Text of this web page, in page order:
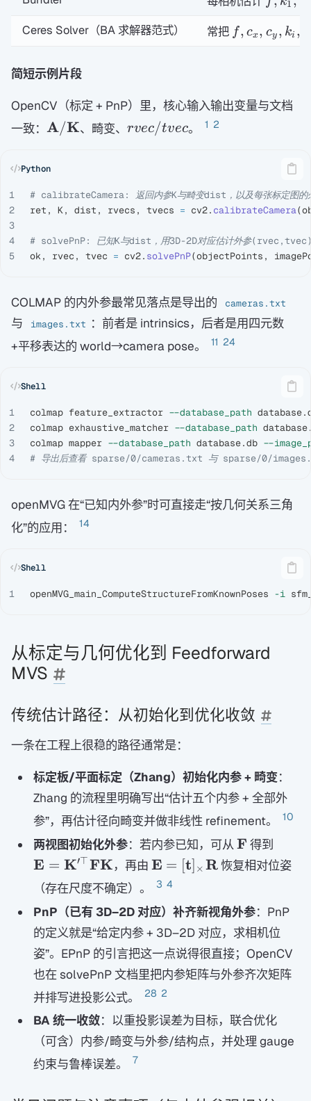
1
Ceres Solver（BA 求解器范式） 常把 f, cx, cy , ki ,
简短示例片段
OpenCV（标定 + PnP）里，核心输入输出变量与文档
一致：
\mathbf
A/K、畸变、 rvec/tvec
rvec/tvec。 1 2
1
2
3
4
ret , K, dist , rvecs , tvecs = cv2. calibrateCamera(
ok, rvec , tvec = cv2. solvePnP(objectPoints ,
COLMAP 的内外参最常见落点是导出的 cameras.txt
与 images.txt ：前者是 intrinsics，后者是用四元数
+平移表达的 world→camera pose。
11 24
1
2
3
colmap feature_extractor --database_path
colmap exhaustive_matcher --database_path
colmap mapper --database_path database.db --
# 导出后查看 sparse/0/cameras.txt 与 sparse/0/
openMVG 在“已知内外参”时可直接走“按几何关系三角
化”的应用：
14
openMVG_main_ComputeStructureFromKnownPoses -i
从标定与几何优化到 Feedforward
MVS
传统估计路径：从初始化到优化收敛
一条在工程上很稳的路径通常是：
标定板/平面标定（Zhang）初始化内参 + 畸变：
Zhang 的流程里明确写出“估计五个内参 + 全部外
参”，再估计径向畸变并做非线性 refinement。
10
两视图初始化外参：若内参已知，可从 \mathbf
F
F 得到
E = K′⊤FK，再由 \mathbf E=
[\mathbf
R
E = [t] × R恢复相对位姿
（存在尺度不确定）。
3 4
PnP（已有 3D–2D 对应）补齐新视角外参：PnP
的定义就是“给定内参 + 3D–2D 对应，求相机位
姿”。EPnP 的引言把这一点说得很直接；OpenCV
也在 solvePnP 文档里把内参矩阵与外参齐次矩阵
并排写进投影公式。
28 2
BA 统一收敛：以重投影误差为目标，联合优化
（可含）内参/畸变与外参/结构点，并处理 gauge
约束与鲁棒误差。
7